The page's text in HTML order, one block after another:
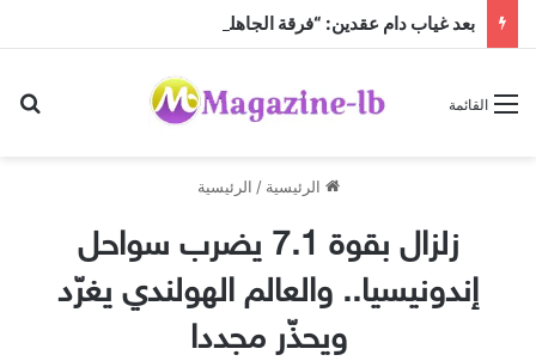
القائمة
الرئيسية / الرئيسية
زلزال بقوة 7.1 يضرب سواحل
إندونيسيا.. والعالم الهولندي يغرّد
ويحذّر مجددا